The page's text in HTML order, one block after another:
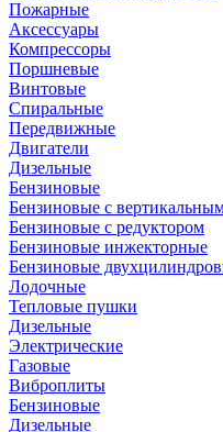
Пожарные
Аксессуары
Компрессоры
Поршневые
Винтовые
Спиральные
Передвижные
Двигатели
Дизельные
Бензиновые
Бензиновые с
Бензиновые с редуктором
Бензиновые инжекторные
Бензиновые
Лодочные
Тепловые пушки
Дизельные
Электрические
Газовые
Виброплиты
Бензиновые
Дизельные